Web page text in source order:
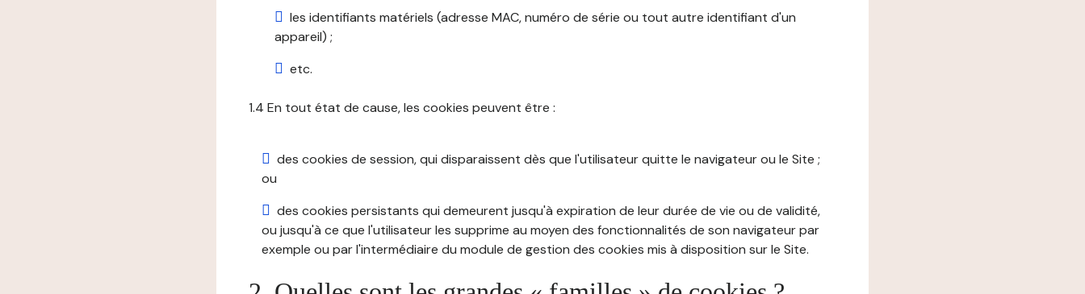
les identifiants matériels (adresse MAC, numéro de série ou tout autre identifiant d'un
appareil) ;
etc.
1.4 En tout état de cause, les cookies peuvent être :
des cookies de session, qui disparaissent dès que l'utilisateur quitte le navigateur ou le Site ;
ou
des cookies persistants qui demeurent jusqu'à expiration de leur durée de vie ou de validité,
ou jusqu'à ce que l'utilisateur les supprime au moyen des fonctionnalités de son navigateur par
exemple ou par l'intermédiaire du module de gestion des cookies mis à disposition sur le Site.